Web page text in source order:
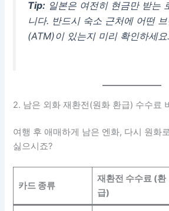
Tip: 일본은 여전히 현금만 받는
니다. 반드시 숙소 근처에 어떤
(ATM)이 있는지 미리 확인하세요.
2. 남은 외화 재환전(원화 환급) 수수료
여행 후 애매하게 남은 엔화, 다시 원화
싫으시죠?
카드 종류
재환전 수수료 (환
급)